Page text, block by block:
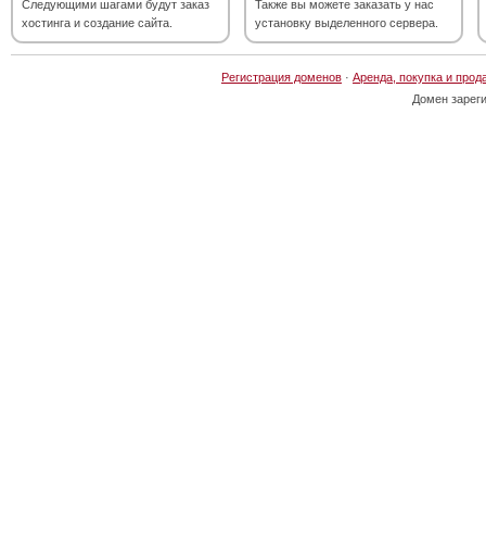
Следующими шагами будут заказ
хостинга и создание сайта.
Также вы можете заказать у нас
установку выделенного сервера.
Регистрация доменов · Аренда, покупка и
Домен